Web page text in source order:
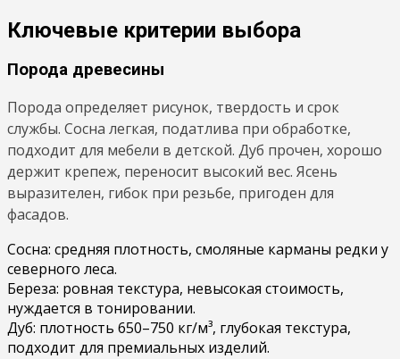
Ключевые критерии выбора
Порода древесины
Порода определяет рисунок, твердость и срок
службы. Сосна легкая, податлива при обработке,
подходит для мебели в детской. Дуб прочен, хорошо
держит крепеж, переносит высокий вес. Ясень
выразителен, гибок при резьбе, пригоден для
фасадов.
Сосна: средняя плотность, смоляные карманы редки у
северного леса.
Береза: ровная текстура, невысокая стоимость,
нуждается в тонировании.
Дуб: плотность 650–750 кг/м³, глубокая текстура,
подходит для премиальных изделий.